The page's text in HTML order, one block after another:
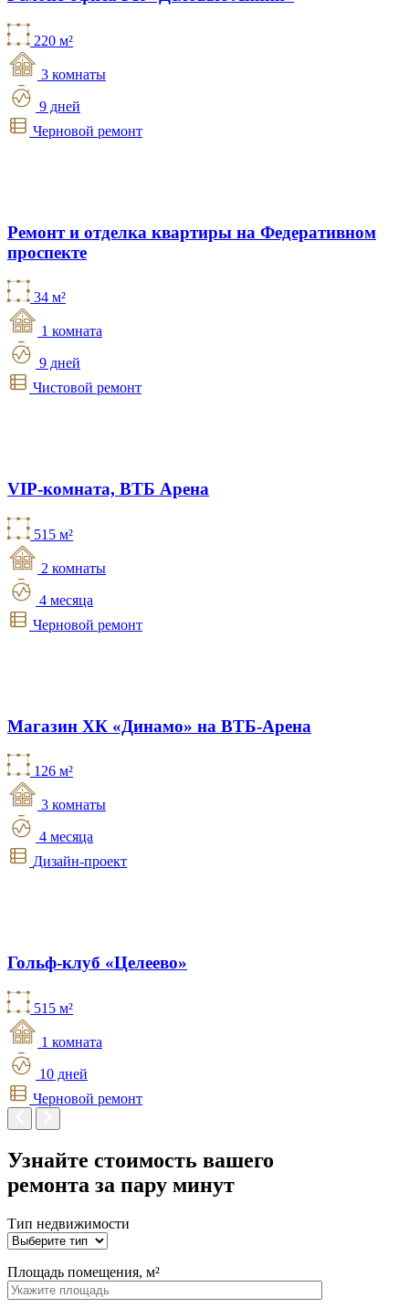
220 м²
3 комнаты
9 дней
Черновой ремонт
Ремонт и отделка квартиры на Федеративном
проспекте
34 м²
1 комната
9 дней
Чистовой ремонт
VIP-комната, ВТБ Арена
515 м²
2 комнаты
4 месяца
Черновой ремонт
Магазин ХК «Динамо» на ВТБ-Арена
126 м²
3 комнаты
4 месяца
Дизайн-проект
Гольф-клуб «Целеево»
515 м²
1 комната
10 дней
Черновой ремонт
Узнайте стоимость вашего
ремонта за пару минут
Тип недвижимости
Площадь помещения, м²